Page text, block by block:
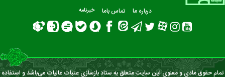
درباره ما تماس باما خبرنامه
تمام حقوق مادی و معنوی این سایت متعلق به ستاد بازسازی عتبات عالیات می‌باشد و استفاده